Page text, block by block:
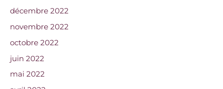
décembre 2022
novembre 2022
octobre 2022
juin 2022
mai 2022